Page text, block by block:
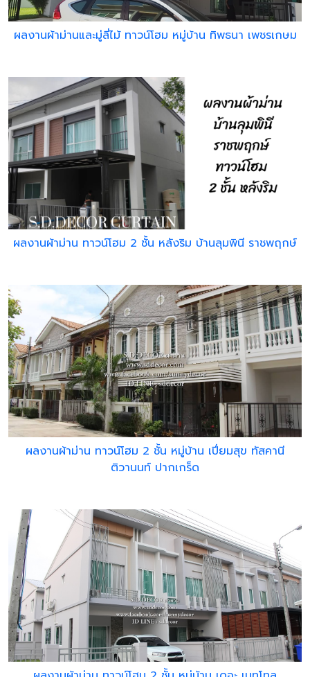
ผลงานผ้าม่านและมู่ลี่ไม้ ทาวน์โฮม หมู่บ้าน ทิพธนา เพชรเกษม
ผลงานผ้าม่าน ทาวน์โฮม 2 ชั้น หลังริม บ้านลุมพินี ราชพฤกษ์
ผลงานผ้าม่าน ทาวน์โฮม 2 ชั้น หมู่บ้าน เปี่ยมสุข ทัสคานี
ติวานนท์ ปากเกร็ด